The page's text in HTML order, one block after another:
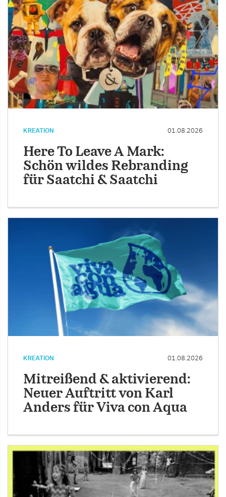
KREATION 01.08.2026
Here To Leave A Mark:
Schön wildes Rebranding
für Saatchi & Saatchi
KREATION 01.08.2026
Mitreißend & aktivierend:
Neuer Auftritt von Karl
Anders für Viva con Aqua